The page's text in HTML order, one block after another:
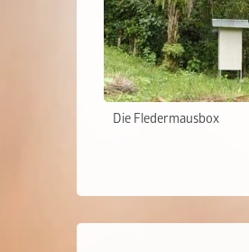
Die Fledermausbox